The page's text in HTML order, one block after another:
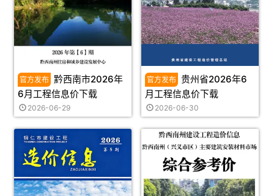
黔西南市2026年
6月工程信息价下载
2026-06-29
贵州省2026年6
月工程信息价下载
2026-06-30